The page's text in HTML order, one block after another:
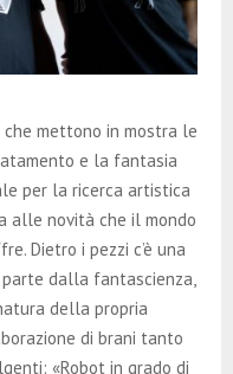
mettono in mostra le
e la fantasia
per la ricerca artistica
alle novità che il mondo
Dietro i pezzi c’è una
dalla fantascienza,
della propria
di brani tanto
«Robot in grado di